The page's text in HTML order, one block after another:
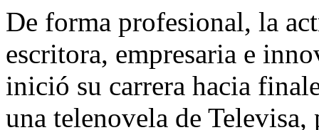
De forma profesional, la
escritora, empresaria e
inició su carrera hacia
una telenovela de